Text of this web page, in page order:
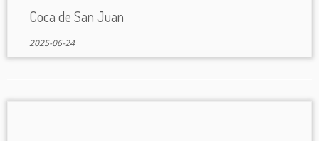
Coca de San Juan
2025-06-24